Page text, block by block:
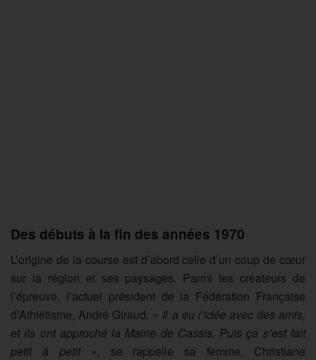
Des débuts à la fin des années 1970
L’origine de la course est d’abord celle d’un coup de cœur
sur la région et ses paysages. Parmi les créateurs de
l’épreuve, l’actuel président de la Fédération Française
d’Athlétisme, André Giraud. « Il a eu l’idée avec des amis,
et ils ont approché la Mairie de Cassis. Puis ça s’est fait
petit à petit », se rappelle sa femme, Christiane